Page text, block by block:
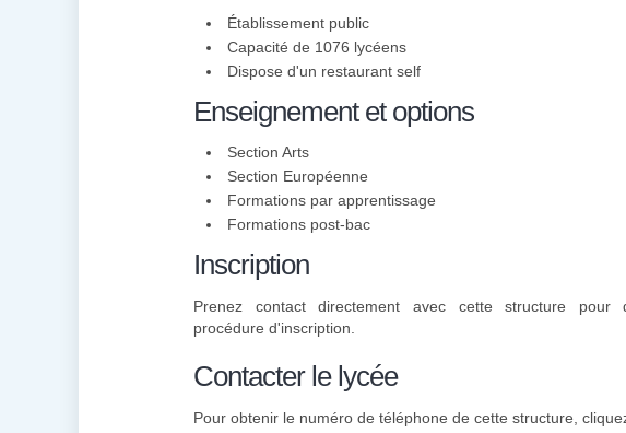
Établissement public
Capacité de 1076 lycéens
Dispose d'un restaurant self
Enseignement et options
Section Arts
Section Européenne
Formations par apprentissage
Formations post-bac
Inscription
Prenez contact directement avec cette structure pour
procédure d'inscription.
Contacter le lycée
Pour obtenir le numéro de téléphone de cette structure,